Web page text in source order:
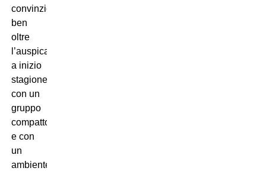
convinzioni
ben
oltre
l’auspicabile
a inizio
stagione,
con un
gruppo
compatto
e con
un
ambiente